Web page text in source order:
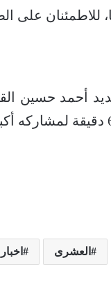
للاطمئنان على
أحمد حسين
العشرى